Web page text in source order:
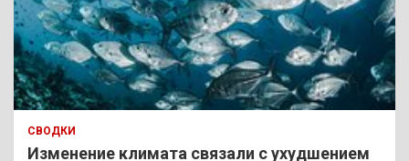
СВОДКИ
Изменение климата связали с ухудшением